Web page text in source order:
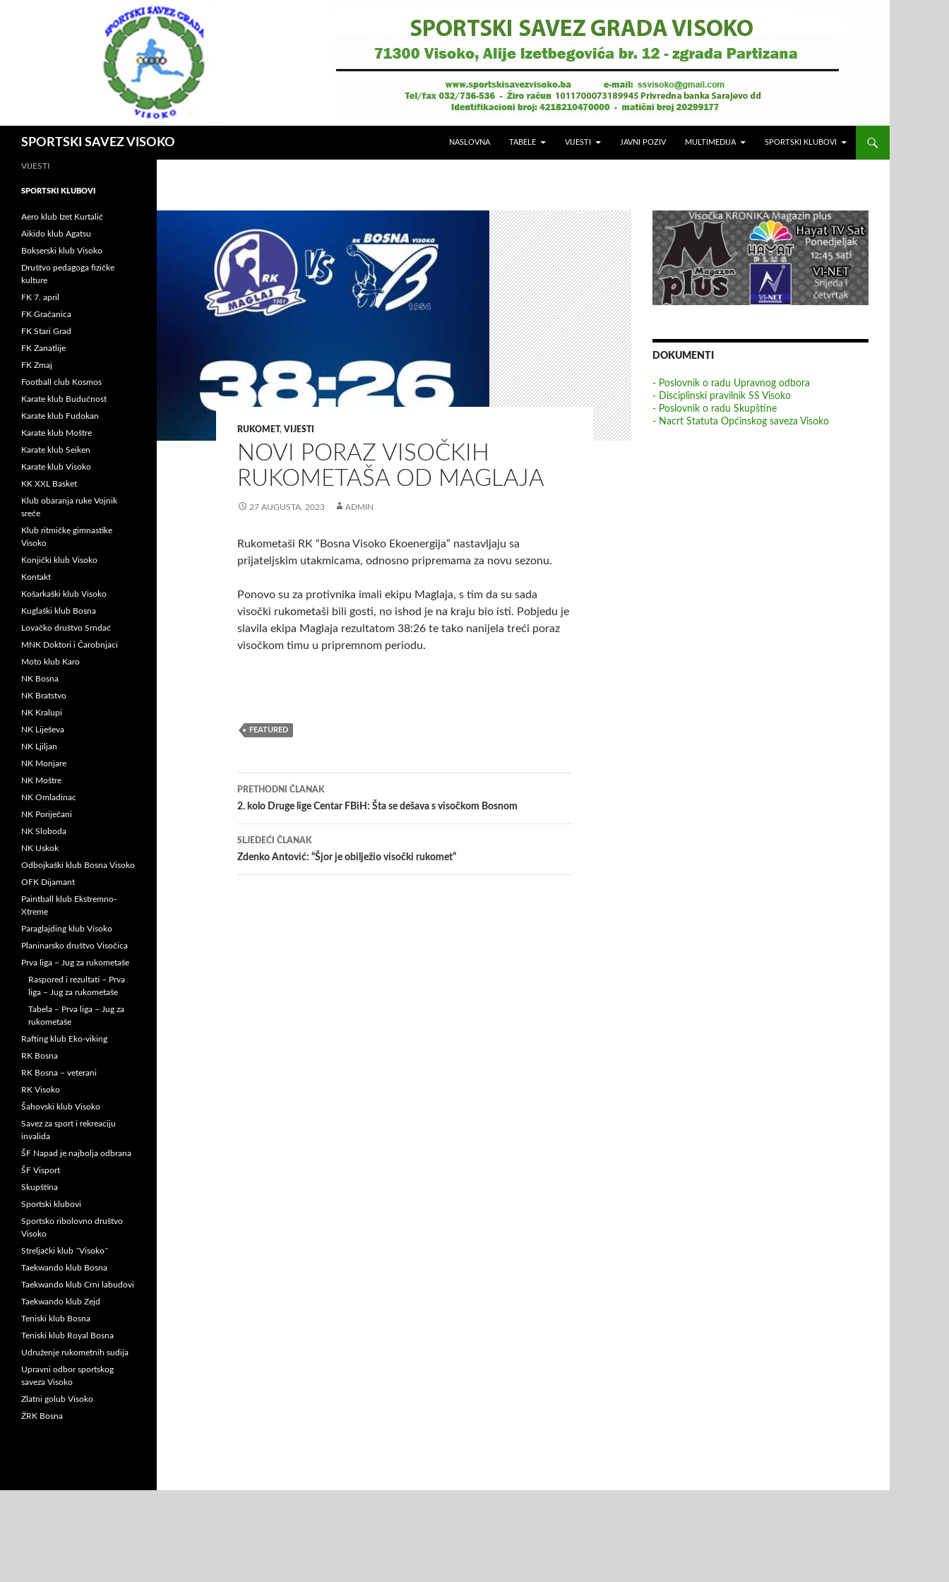
SPORTSKI SAVEZ VISOKO NASLOVNA TABELE VIJESTI JAVNI POZIV MULTIMEDIJA SPORTSKI KLUBOVI
RUKOMET, VIJESTI
NOVI PORAZ VISOČKIH
RUKOMETAŠA OD MAGLAJA
27 AUGUSTA, 2023 ADMIN
Rukometaši RK “Bosna Visoko Ekoenergija” nastavljaju sa
prijateljskim utakmicama, odnosno pripremama za novu sezonu.
Ponovo su za protivnika imali ekipu Maglaja, s tim da su sada
visočki rukometaši bili gosti, no ishod je na kraju bio isti. Pobjedu je
slavila ekipa Maglaja rezultatom 38:26 te tako nanijela treći poraz
visočkom timu u pripremnom periodu.
FEATURED
Navigacija
članaka
PRETHODNI ČLANAK
2. kolo Druge lige Centar FBiH: Šta se dešava s visočkom Bosnom
SLJEDEĆI ČLANAK
Zdenko Antović: “Šjor je obilježio visočki rukomet”
DOKUMENTI
- Poslovnik o radu Upravnog odbora
- Disciplinski pravilnik SS Visoko
- Poslovnik o radu Skupštine
- Nacrt Statuta Općinskog saveza Visoko
VIJESTI
SPORTSKI KLUBOVI
Aero klub Izet Kurtalić
Aikido klub Agatsu
Bokserski klub Visoko
Društvo pedagoga fizičke
kulture
FK 7. april
FK Gračanica
FK Stari Grad
FK Zanatlije
FK Zmaj
Football club Kosmos
Karate klub Budućnost
Karate klub Fudokan
Karate klub Moštre
Karate klub Seiken
Karate klub Visoko
KK XXL Basket
Klub obaranja ruke Vojnik
sreće
Klub ritmičke gimnastike
Visoko
Konjički klub Visoko
Kontakt
Košarkaški klub Visoko
Kuglaški klub Bosna
Lovačko društvo Srndać
MNK Doktori i Čarobnjaci
Moto klub Karo
NK Bosna
NK Bratstvo
NK Kralupi
NK Liješeva
NK Ljiljan
NK Monjare
NK Moštre
NK Omladinac
NK Poriječani
NK Sloboda
NK Uskok
Odbojkaški klub Bosna Visoko
OFK Dijamant
Paintball klub Ekstremno-
Xtreme
Paraglajding klub Visoko
Planinarsko društvo Visočica
Prva liga – Jug za rukometaše
Raspored i rezultati – Prva
liga – Jug za rukometaše
Tabela – Prva liga – Jug za
rukometaše
Rafting klub Eko-viking
RK Bosna
RK Bosna – veterani
RK Visoko
Šahovski klub Visoko
Savez za sport i rekreaciju
invalida
ŠF Napad je najbolja odbrana
ŠF Visport
Skupština
Sportski klubovi
Sportsko ribolovno društvo
Visoko
Streljački klub ˝Visoko˝
Taekwando klub Bosna
Taekwando klub Crni labudovi
Taekwando klub Zejd
Teniski klub Bosna
Teniski klub Royal Bosna
Udruženje rukometnih sudija
Upravni odbor sportskog
saveza Visoko
Zlatni golub Visoko
ŽRK Bosna